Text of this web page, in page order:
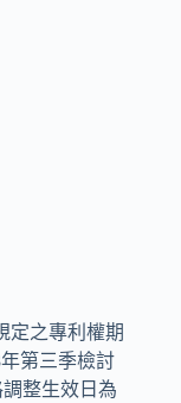
定之專利權期
第三季檢討
整生效日為